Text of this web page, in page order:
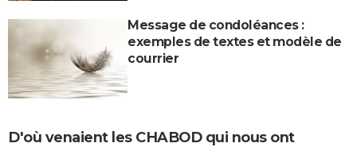
Message de condoléances :
exemples de textes et modèle de
courrier
D'où venaient les CHABOD qui nous ont